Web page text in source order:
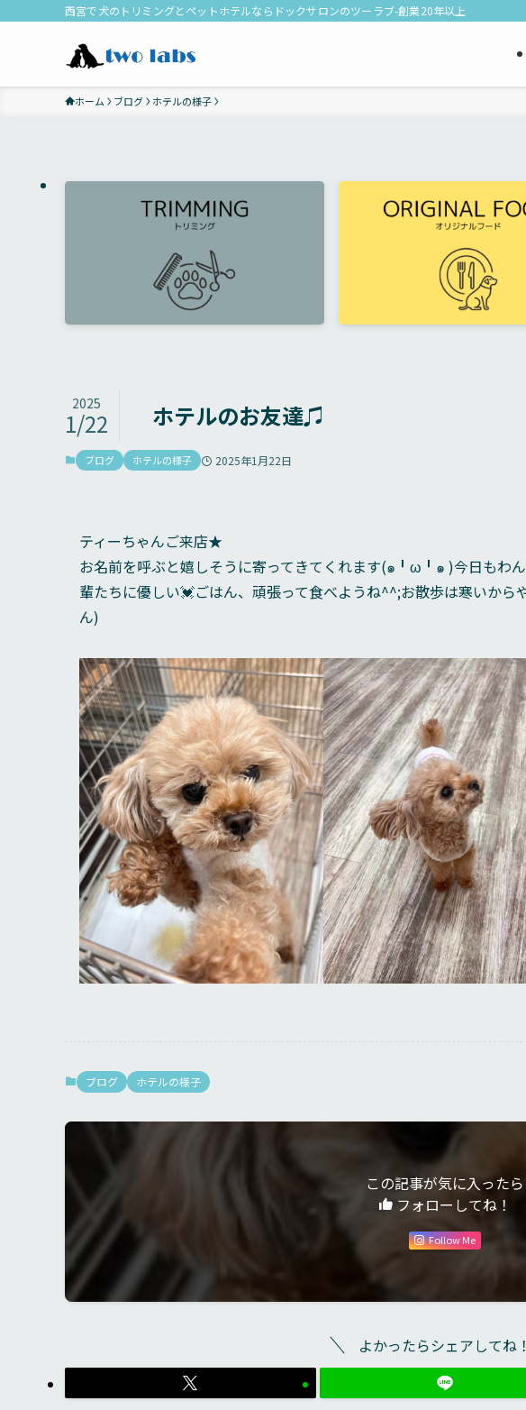
西宮で犬のトリミングとペットホテルならドックサロンのツーラブ-創業20年以上
ホーム ブログ ホテルの様子
ホテルのお友達♫
2025
1/22
ブログ ホテルの様子 2025年1月22日
ティーちゃんご来店★
お名前を呼ぶと嬉しそうに寄ってきてくれます(๑╹ω╹๑ )今日もわ
輩たちに優しい💓ごはん、頑張って食べようね^^;お散歩は寒いから
ん)
ブログ ホテルの様子
この記事が気に入ったら
フォローしてね！
Follow Me
よかったらシェアしてね！